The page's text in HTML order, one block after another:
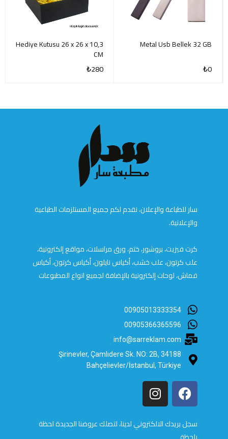
Metal Usb Bellek 32 GB
₺0
Hediye Kutusu 26 x 26 x 10,3
CM
₺280
سار للطباعة والإعلان، نقدم لكم جميع المستلزمات الطباعية
والإعلانية.
كرت فيزيت، بروشور، ختم، ورق مراسلات، مواقع إلكترونية،
علب كرتون، علب خشب، أكياس نايلون، أكياس كرتون، أكياس
قماش، لوحات إلكترونية بالإضافة لجميع انواع المطبوعات
00905013333354
00905366365596
info@sarreklam.com
Şirinevler, Çamlıdere Sk. NO: 2B, 34188
Bahçelievler/İstanbul, Türkiye
سجل بريدك الالكتروني لدينا، لتصلك عروضنا الجديدة لحظة